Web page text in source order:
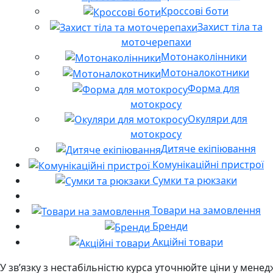
Кроссові боти
Захист тіла та
моточерепахи
Мотонаколінники
Мотоналокотники
Форма для
мотокросу
Окуляри для
мотокросу
Дитяче екіпіювання
Комунікаційні пристрої
Сумки та рюкзаки
Товари на замовлення
Бренди
Акційні товари
У звʼязку з нестабільністю курса уточнюйте ціни у